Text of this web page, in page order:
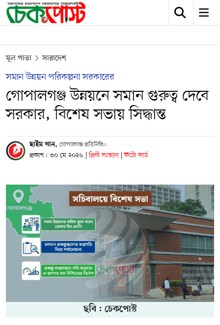
মূল পাতা সারাদেশ
সমান উন্নয়ন পরিকল্পনা সরকারের
গোপালগঞ্জ উন্নয়নে সমান গুরুত্ব দেবে
সরকার, বিশেষ সভায় সিদ্ধান্ত
ছাইম খান, গোপালগঞ্জ প্রতিনিধি::
প্রকাশ : ৩০ মে ২০২৬ | প্রিন্ট সংস্করণ | ফটো কার্ড
ছবি : চেকপোস্ট